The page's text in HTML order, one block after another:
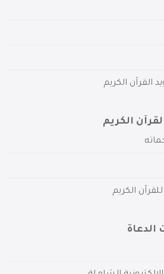
القرآن الكريم
الكريم
الكريم
الدعاة